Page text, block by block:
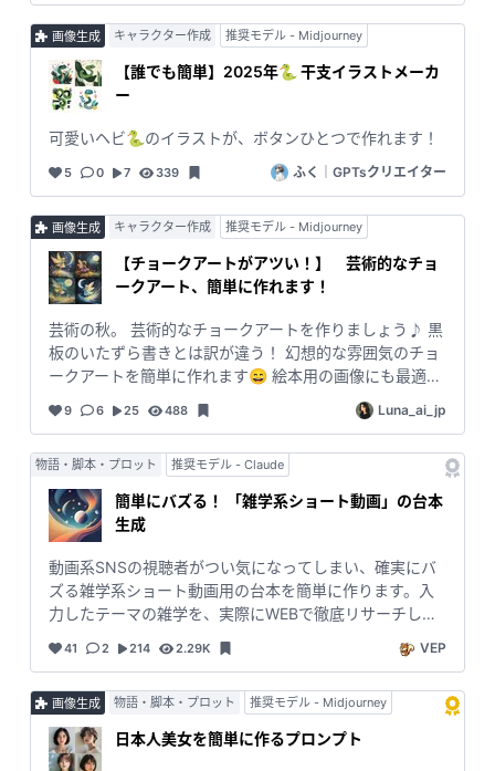
ったまま作成できることから。
OK！ 新年の挨拶を、もっと楽しく、もっと簡単に！ 😊
友達や家族（上司や同僚）に、あなたのセンスが光る年
賀状を送って、新年を華やかにスタートさせましょう！
いますぐ【秒速年賀状！🚀】を試して、あっと驚く年賀
状を作っちゃおう！ 👇 #教えてAI #AI年賀状 #AIアート
#秒速年賀状 #年賀状2025 #あけおめ #新年の挨拶
#SNS映え #簡単年賀状 #おしゃれ年賀状
画像生成 キャラクター作成 推奨モデル - Midjourney
【誰でも簡単】2025年🐍 干支イラストメーカ
ー
可愛いヘビ🐍のイラストが、ボタンひとつで作れます！
5 0 7 339 ふく｜GPTsクリエイター
画像生成 キャラクター作成 推奨モデル - Midjourney
【チョークアートがアツい！】 芸術的なチョ
ークアート、簡単に作れます！
芸術の秋。 芸術的なチョークアートを作りましょう♪ 黒
板のいたずら書きとは訳が違う！ 幻想的な雰囲気のチョ
ークアートを簡単に作れます😄 絵本用の画像にも最適！
キャラクターは簡単にお試しいただけるよう、選択式に
しています。 妖精（fairy)🧚、イルカ（dolphin）🐬、少
れ替えしました。（2024年11月9日） お気に入りが出る
まで、何度もお試し下さい😆 よろしければ 「お気に入
り❤️」 登録お願いします。 #midjourney #チョークア
ート #chalkart #絵本 #幻想的 #アート
9 6 25 488 Luna_ai_jp
物語・脚本・プロット 推奨モデル - Claude
簡単にバズる！ 「雑学系ショート動画」の台本
生成
動画系SNSの視聴者がつい気になってしまい、確実にバ
ズる雑学系ショート動画用の台本を簡単に作ります。入
力したテーマの雑学を、実際にWEBで徹底リサーチした
「Perplexity WEB検索」を選択してください。テーマを
Sonet」に切り替えて「それらを動画ストーリーにまとめ
て。」と送信すれば、最適な台本が出来上がるという、2
段階式となっています。 短時間で視聴者に刺さるインパ
41 2 214 2.29K VEP
画像生成 物語・脚本・プロット 推奨モデル - Midjourney
日本人美女を簡単に作るプロンプト